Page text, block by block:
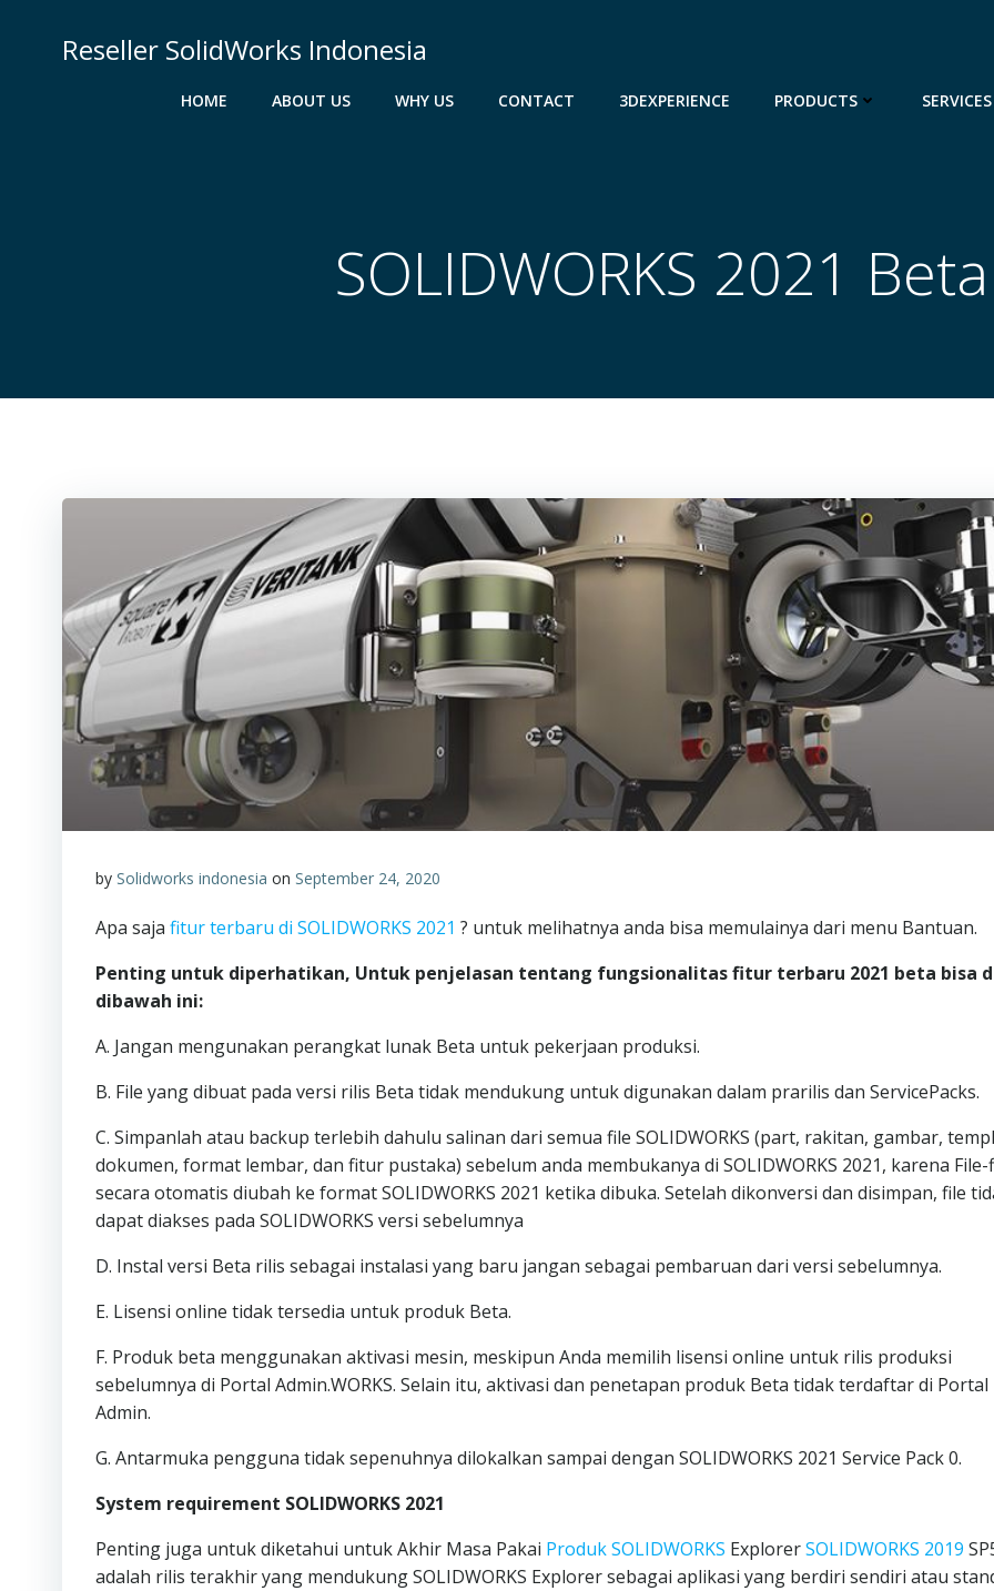
Reseller SolidWorks Indonesia
HOME ABOUT US WHY US CONTACT 3DEXPERIENCE PRODUCTS SERVICES
SOLIDWORKS 2021
by Solidworks indonesia on September 24, 2020
Apa saja fitur terbaru di SOLIDWORKS 2021 ? untuk melihatnya anda bisa memulainya dari menu Bantuan.
Penting untuk diperhatikan, Untuk penjelasan tentang fungsionalitas fitur terbaru 2021 beta bisa
dibawah ini:
A. Jangan mengunakan perangkat lunak Beta untuk pekerjaan produksi.
B. File yang dibuat pada versi rilis Beta tidak mendukung untuk digunakan dalam prarilis dan ServicePacks.
C. Simpanlah atau backup terlebih dahulu salinan dari semua file SOLIDWORKS (part, rakitan, gambar,
dokumen, format lembar, dan fitur pustaka) sebelum anda membukanya di SOLIDWORKS 2021, karena
secara otomatis diubah ke format SOLIDWORKS 2021 ketika dibuka. Setelah dikonversi dan disimpan, file
dapat diakses pada SOLIDWORKS versi sebelumnya
D. Instal versi Beta rilis sebagai instalasi yang baru jangan sebagai pembaruan dari versi sebelumnya.
E. Lisensi online tidak tersedia untuk produk Beta.
F. Produk beta menggunakan aktivasi mesin, meskipun Anda memilih lisensi online untuk rilis produksi
sebelumnya di Portal Admin.WORKS. Selain itu, aktivasi dan penetapan produk Beta tidak terdaftar di Portal
Admin.
G. Antarmuka pengguna tidak sepenuhnya dilokalkan sampai dengan SOLIDWORKS 2021 Service Pack 0.
System requirement SOLIDWORKS 2021
Penting juga untuk diketahui untuk Akhir Masa Pakai Produk SOLIDWORKS ExplorerSOLIDWORKS 2019
adalah rilis terakhir yang mendukung SOLIDWORKS Explorer sebagai aplikasi yang berdiri sendiri atau